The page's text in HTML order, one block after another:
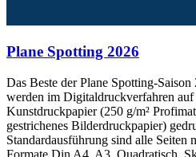
Plane Spotting 2026
Das Beste der Plane Spotting-
werden im Digitaldruckverfahren
Kunstdruckpapier (250 g/m²
gestrichenes Bilderdruckpapier)
Standardausführung sind alle Seiten
Formate Din A4, A3, Quadratisch,